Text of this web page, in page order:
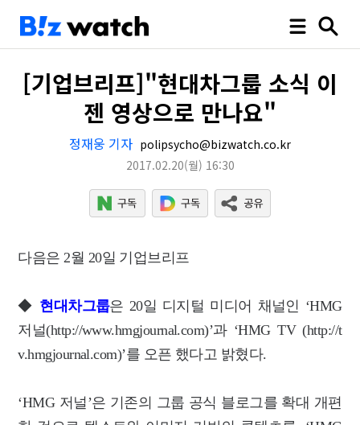
[기업브리프]"현대차그룹 소식 이
젠 영상으로 만나요"
정재웅 기자 polipsycho@bizwatch.co.kr
2017.02.20(월) 16:30
다음은 2월 20일 기업브리프
◆ 현대차그룹은 20일 디지털 미디어 채널인 ‘HMG
저널(http://www.hmgjournal.com)’과 ‘HMG TV (http://t
v.hmgjournal.com)’를 오픈 했다고 밝혔다.
‘HMG 저널’은 기존의 그룹 공식 블로그를 확대 개편